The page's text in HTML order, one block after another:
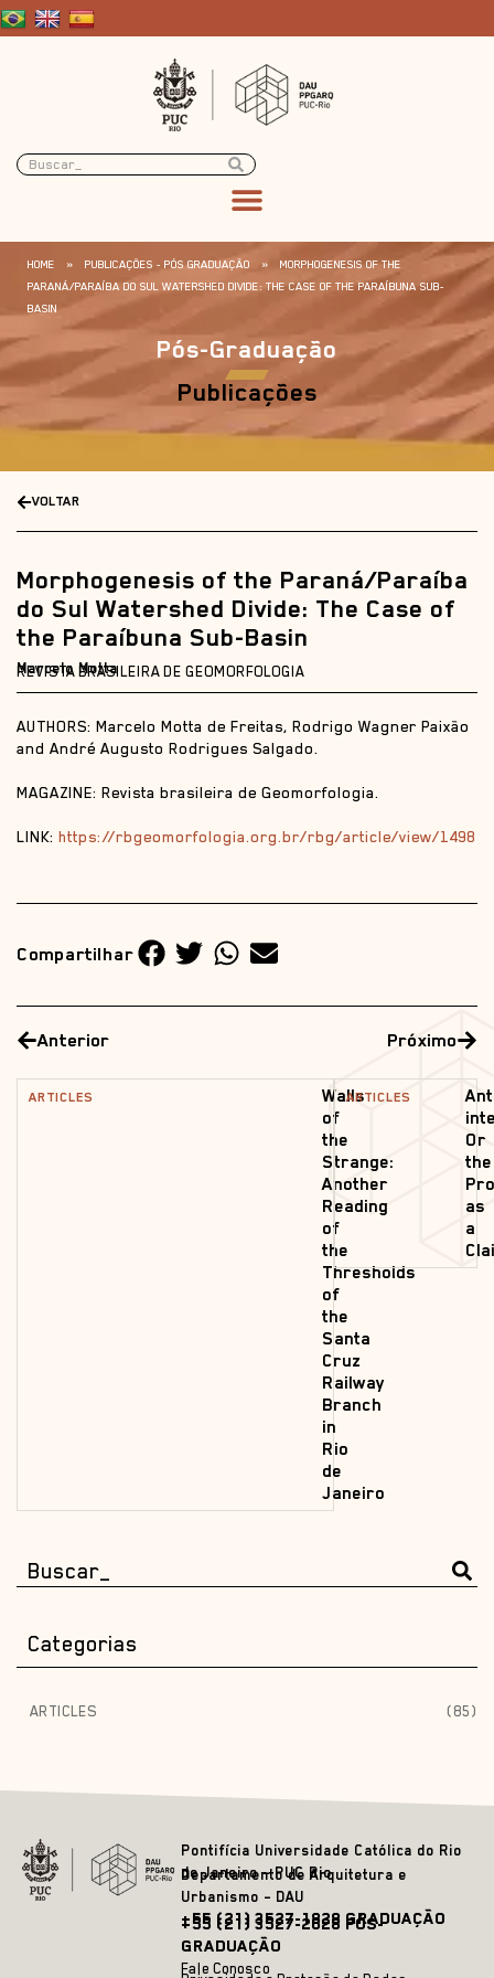
HOME » PUBLICAÇÕES - PÓS GRADUAÇÃO »
MORPHOGENESIS OF THE
PARANÁ/PARAÍBA DO SUL WATERSHED DIVIDE: THE CASE OF THE PARAÍBUNA SUB-
BASIN
Pós-Graduação
Publicações
VOLTAR
Morphogenesis of the Paraná/Paraíba
do Sul Watershed Divide: The Case of
the Paraíbuna Sub-Basin
REVISTA BRASILEIRA DE GEOMORFOLOGIA
Marcelo Motta
AUTHORS: Marcelo Motta de Freitas, Rodrigo Wagner Paixão
and André Augusto Rodrigues Salgado.
MAGAZINE: Revista brasileira de Geomorfologia.
LINK: https://rbgeomorfologia.org.br/rbg/article/view/1498
Compartilhar
Anterior
ARTICLES
Walls
of
the
Strange:
Another
Reading
of
the
Thresholds
of
the
Santa
Cruz
Railway
Branch
in
Rio
de
Janeiro
Próximo
ARTICLES
Or
the
as
a
Categorias
ARTICLES (85)
Pontifícia Universidade Católica do Rio
de Janeiro – PUC Rio
Departamento de Arquitetura e
Urbanismo – DAU
+55 (21) 3527-1828 GRADUAÇÃO
+55 (21) 3527-2628 PÓS-
GRADUAÇÃO
Fale Conosco